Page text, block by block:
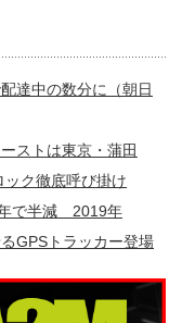
達中の数分に（朝日
ストは東京・蒲田
ク徹底呼び掛け
で半減 2019年
GPSトラッカー登場